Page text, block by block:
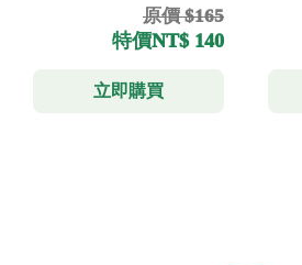
原價 $165
特價NT$ 140
立即購買